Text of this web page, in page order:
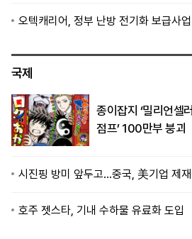
오텍캐리어, 정부 난방 전기화 보급사
국제
종이잡지 ‘밀리언셀
점프’ 100만부 붕괴
시진핑 방미 앞두고…중국, 美기업 제
호주 젯스타, 기내 수하물 유료화 도입